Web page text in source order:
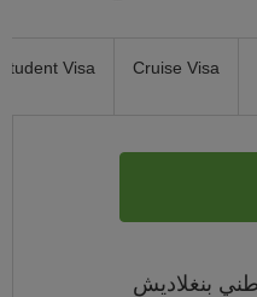
Cruise Visa
Student Visa
بنغلاديش